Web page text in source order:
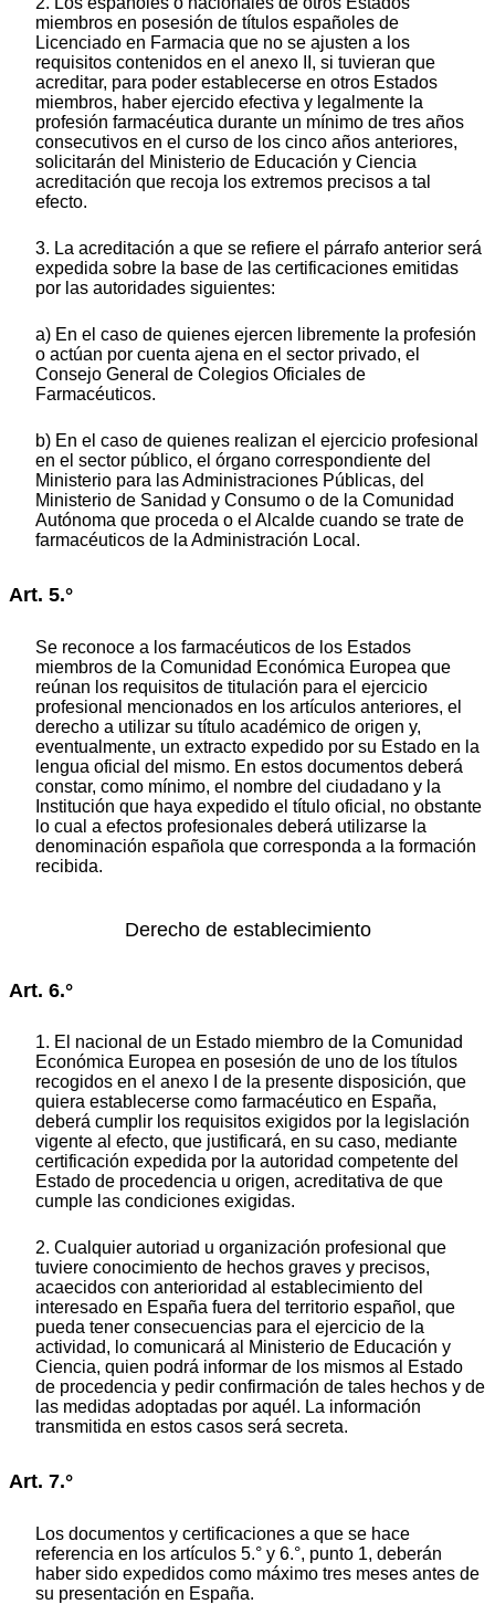
miembros en posesión de títulos españoles de
Licenciado en Farmacia que no se ajusten a los
requisitos contenidos en el anexo II, si tuvieran que
acreditar, para poder establecerse en otros Estados
miembros, haber ejercido efectiva y legalmente la
profesión farmacéutica durante un mínimo de tres años
consecutivos en el curso de los cinco años anteriores,
solicitarán del Ministerio de Educación y Ciencia
acreditación que recoja los extremos precisos a tal
efecto.
3. La acreditación a que se refiere el párrafo anterior será
expedida sobre la base de las certificaciones emitidas
por las autoridades siguientes:
a) En el caso de quienes ejercen libremente la profesión
o actúan por cuenta ajena en el sector privado, el
Consejo General de Colegios Oficiales de
Farmacéuticos.
b) En el caso de quienes realizan el ejercicio profesional
en el sector público, el órgano correspondiente del
Ministerio para las Administraciones Públicas, del
Ministerio de Sanidad y Consumo o de la Comunidad
Autónoma que proceda o el Alcalde cuando se trate de
farmacéuticos de la Administración Local.
Art. 5.°
Se reconoce a los farmacéuticos de los Estados
miembros de la Comunidad Económica Europea que
reúnan los requisitos de titulación para el ejercicio
profesional mencionados en los artículos anteriores, el
derecho a utilizar su título académico de origen y,
eventualmente, un extracto expedido por su Estado en la
lengua oficial del mismo. En estos documentos deberá
constar, como mínimo, el nombre del ciudadano y la
Institución que haya expedido el título oficial, no obstante
lo cual a efectos profesionales deberá utilizarse la
denominación española que corresponda a la formación
recibida.
Derecho de establecimiento
Art. 6.°
1. El nacional de un Estado miembro de la Comunidad
Económica Europea en posesión de uno de los títulos
recogidos en el anexo I de la presente disposición, que
quiera establecerse como farmacéutico en España,
deberá cumplir los requisitos exigidos por la legislación
vigente al efecto, que justificará, en su caso, mediante
certificación expedida por la autoridad competente del
Estado de procedencia u origen, acreditativa de que
cumple las condiciones exigidas.
2. Cualquier autoriad u organización profesional que
tuviere conocimiento de hechos graves y precisos,
acaecidos con anterioridad al establecimiento del
interesado en España fuera del territorio español, que
pueda tener consecuencias para el ejercicio de la
actividad, lo comunicará al Ministerio de Educación y
Ciencia, quien podrá informar de los mismos al Estado
de procedencia y pedir confirmación de tales hechos y de
las medidas adoptadas por aquél. La información
transmitida en estos casos será secreta.
Art. 7.°
Los documentos y certificaciones a que se hace
referencia en los artículos 5.° y 6.°, punto 1, deberán
haber sido expedidos como máximo tres meses antes de
su presentación en España.